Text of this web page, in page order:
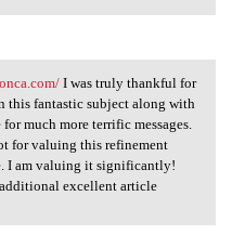
I
I was truly thankful for
this fantastic subject along with
much more terrific messages.
for valuing this refinement
I am valuing it significantly!
excellent article